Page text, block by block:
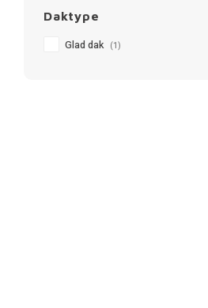
Daktype
Glad dak (1)